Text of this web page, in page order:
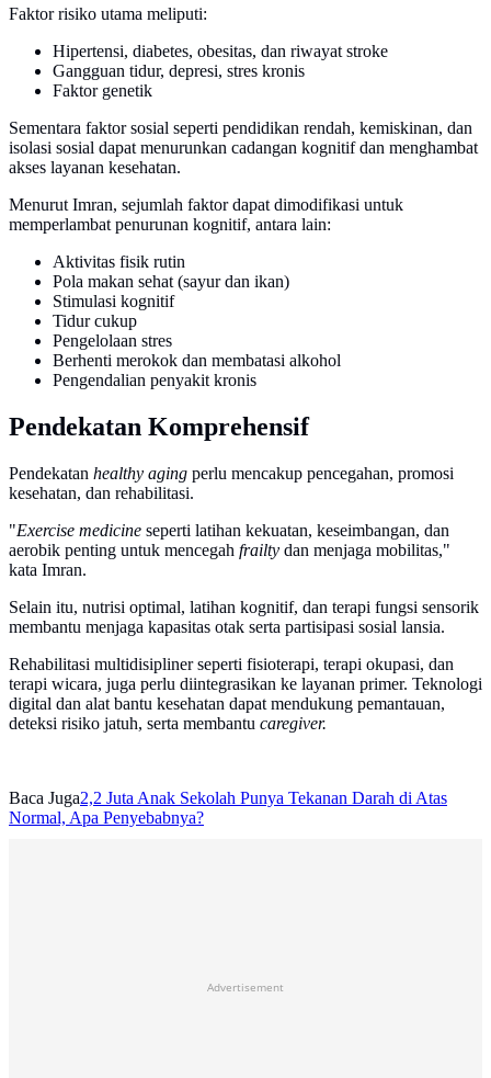
Faktor risiko utama meliputi:
Hipertensi, diabetes, obesitas, dan riwayat stroke
Gangguan tidur, depresi, stres kronis
Faktor genetik
Sementara faktor sosial seperti pendidikan rendah, kemiskinan, dan
isolasi sosial dapat menurunkan cadangan kognitif dan menghambat
akses layanan kesehatan.
Menurut Imran, sejumlah faktor dapat dimodifikasi untuk
memperlambat penurunan kognitif, antara lain:
Aktivitas fisik rutin
Pola makan sehat (sayur dan ikan)
Stimulasi kognitif
Tidur cukup
Pengelolaan stres
Berhenti merokok dan membatasi alkohol
Pengendalian penyakit kronis
Pendekatan Komprehensif
Pendekatan healthy aging perlu mencakup pencegahan, promosi
kesehatan, dan rehabilitasi.
"Exercise medicine seperti latihan kekuatan, keseimbangan, dan
aerobik penting untuk mencegah frailty dan menjaga mobilitas,"
kata Imran.
Selain itu, nutrisi optimal, latihan kognitif, dan terapi fungsi sensorik
membantu menjaga kapasitas otak serta partisipasi sosial lansia.
Rehabilitasi multidisipliner seperti fisioterapi, terapi okupasi, dan
terapi wicara, juga perlu diintegrasikan ke layanan primer. Teknologi
digital dan alat bantu kesehatan dapat mendukung pemantauan,
deteksi risiko jatuh, serta membantu caregiver.
Baca Juga2,2 Juta Anak Sekolah Punya Tekanan Darah di Atas
Normal, Apa Penyebabnya?
Advertisement